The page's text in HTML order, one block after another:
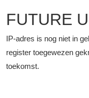
FUTURE
IP-adres is nog niet in
register toegewezen
toekomst.